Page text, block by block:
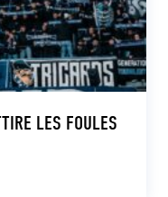
LES FOULES